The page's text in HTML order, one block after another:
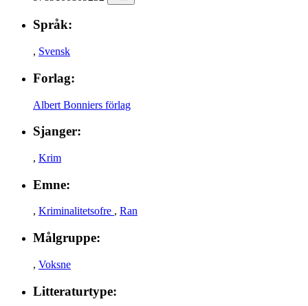
Språk:
, Svensk
Forlag:
Albert Bonniers förlag
Sjanger:
, Krim
Emne:
, Kriminalitetsofre , Ran
Målgruppe:
, Voksne
Litteraturtype: